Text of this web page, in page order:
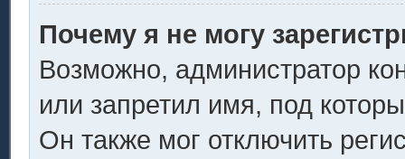
Почему я не могу
Возможно, администратор
или запретил имя, под
Он также мог отключить